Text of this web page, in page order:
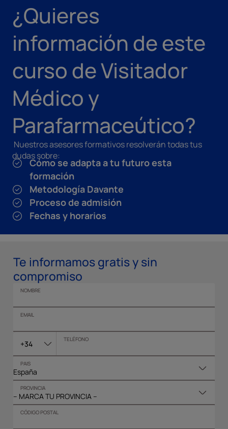
¿Quieres
información de este
curso de Visitador
Médico y
Parafarmaceútico?
Nuestros asesores formativos resolverán todas tus
dudas sobre:
Cómo se adapta a tu futuro esta
formación
Metodología Davante
Proceso de admisión
Fechas y horarios
Te informamos gratis y sin
compromiso
NOMBRE
EMAIL
+34 TELÉFONO
PAIS
PROVINCIA
CÓDIGO POSTAL